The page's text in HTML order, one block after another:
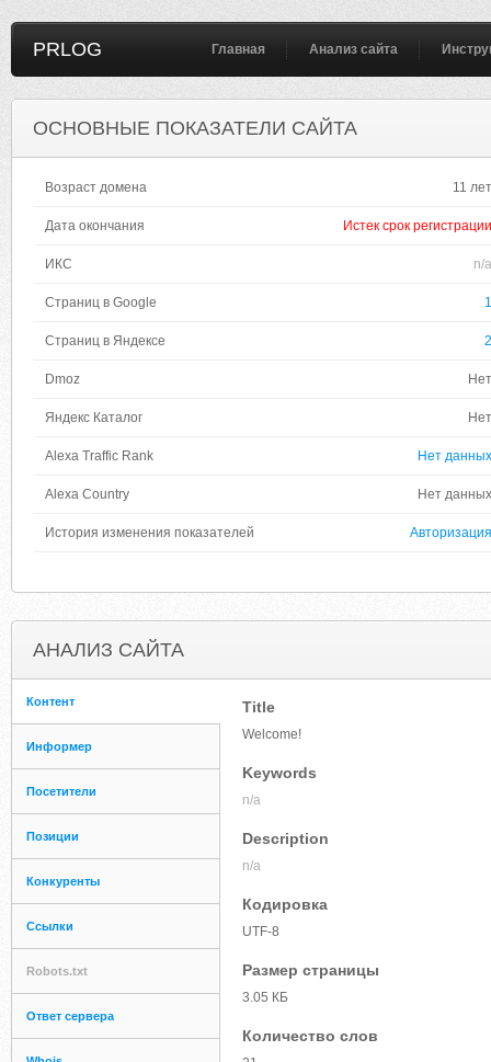
PRLOG Главная Анализ сайта
ОСНОВНЫЕ ПОКАЗАТЕЛИ САЙТА
Возраст домена 11 лет
Дата окончания Истек срок регистрации
ИКС n/a
Страниц в Google 1
Страниц в Яндексе 2
Dmoz Нет
Яндекс Каталог Нет
Alexa Traffic Rank Нет данных
Alexa Country Нет данных
История изменения показателей Авторизация
АНАЛИЗ САЙТА
Контент
Информер
Посетители
Позиции
Конкуренты
Ссылки
Robots.txt
Ответ сервера
Title
Welcome!
Keywords
n/a
Description
n/a
Кодировка
UTF-8
Размер страницы
3.05 КБ
Количество слов